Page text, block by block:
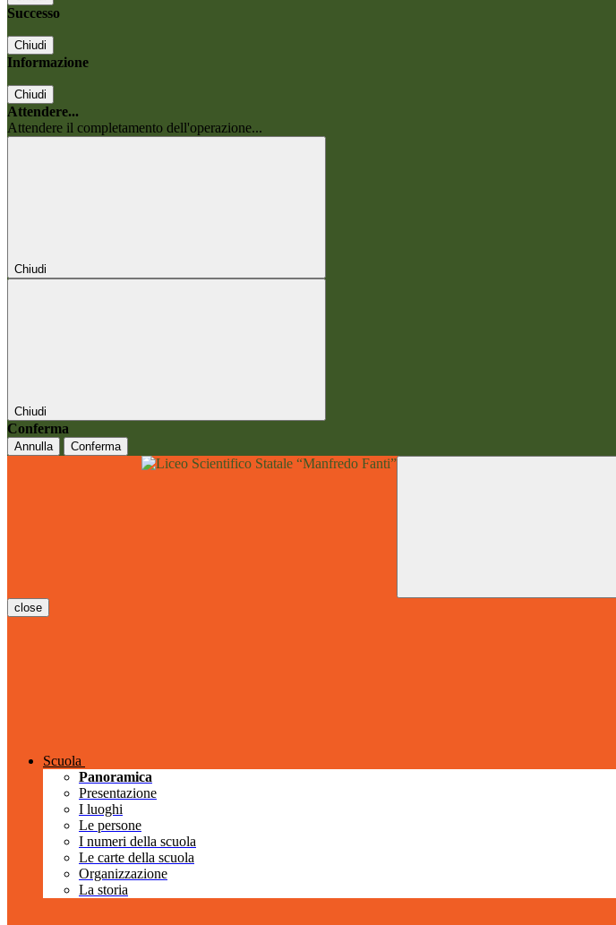
Successo
Chiudi
Informazione
Chiudi
Attendere...
Attendere il completamento dell'operazione...
Chiudi
Chiudi
Conferma
Annulla Conferma
close
Scuola
Panoramica
Presentazione
I luoghi
Le persone
I numeri della scuola
Le carte della scuola
Organizzazione
La storia